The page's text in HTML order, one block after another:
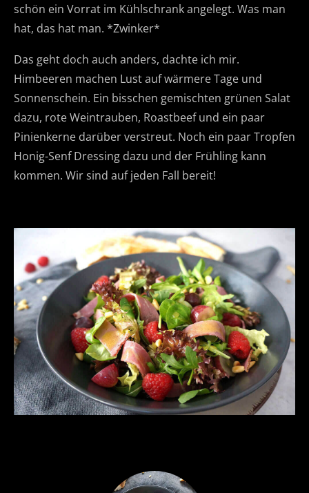
schön ein Vorrat im Kühlschrank angelegt. Was man
hat, das hat man. *Zwinker*
Das geht doch auch anders, dachte ich mir.
Himbeeren machen Lust auf wärmere Tage und
Sonnenschein. Ein bisschen gemischten grünen Salat
dazu, rote Weintrauben, Roastbeef und ein paar
Pinienkerne darüber verstreut. Noch ein paar Tropfen
Honig-Senf Dressing dazu und der Frühling kann
kommen. Wir sind auf jeden Fall bereit!